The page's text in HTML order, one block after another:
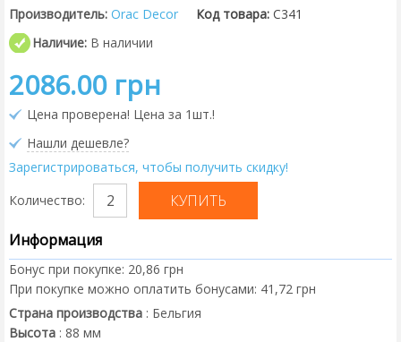
Производитель: Orac Decor Код товара: C341
Наличие: В наличии
2086.00 грн
Цена проверена! Цена за 1шт.!
Нашли дешевле?
Зарегистрироваться, чтобы получить скидку!
Количество:
Информация
Бонус при покупке: 20,86 грн
При покупке можно оплатить бонусами: 41,72 грн
Страна производства : Бельгия
Высота : 88 мм